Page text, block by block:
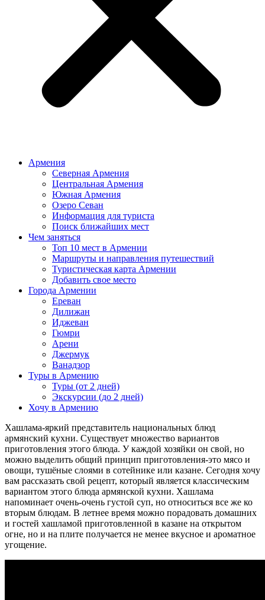
Армения
Северная Армения
Центральная Армения
Южная Армения
Озеро Севан
Информация для туриста
Поиск ближайших мест
Чем заняться
Топ 10 мест в Армении
Маршруты и направления путешествий
Туристическая карта Армении
Добавить свое место
Города Армении
Ереван
Дилижан
Иджеван
Гюмри
Арени
Джермук
Ванадзор
Туры в Армению
Туры (от 2 дней)
Экскурсии (до 2 дней)
Хочу в Армению
Хашлама-яркий представитель национальных блюд
армянский кухни. Существует множество вариантов
приготовления этого блюда. У каждой хозяйки он свой, но
можно выделить общий принцип приготовления-это мясо и
овощи, тушёные слоями в сотейнике или казане. Сегодня хочу
вам рассказать свой рецепт, который является классическим
вариантом этого блюда армянской кухни. Хашлама
напоминает очень-очень густой суп, но относиться все же ко
вторым блюдам. В летнее время можно порадовать домашних
и гостей хашламой приготовленной в казане на открытом
огне, но и на плите получается не менее вкусное и ароматное
угощение.